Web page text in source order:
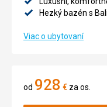
Hezký bazén s
Viac o ubytovaní
od 928 € za os.